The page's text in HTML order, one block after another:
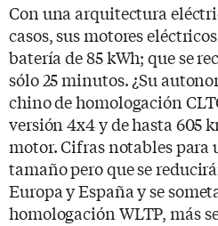
Con una arquitectura
casos, sus motores
batería de 85 kWh; que se
sólo 25 minutos. ¿Su
chino de homologación
versión 4x4 y de hasta 605
motor. Cifras notables para
tamaño pero que se
Europa y España y se
homologación WLTP, más